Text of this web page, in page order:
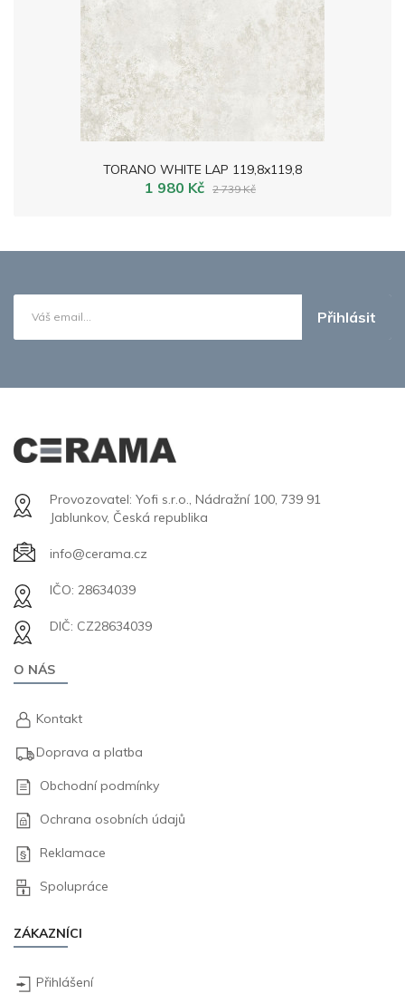
TORANO WHITE LAP 119,8x119,8
1 980 Kč 2 739 Kč
Přihlásit
Provozovatel: Yofi s.r.o., Nádražní 100, 739 91
Jablunkov, Česká republika
info@cerama.cz
IČO: 28634039
DIČ: CZ28634039
O NÁS
Kontakt
Doprava a platba
Obchodní podmínky
Ochrana osobních údajů
Reklamace
Spolupráce
ZÁKAZNÍCI
Přihlášení